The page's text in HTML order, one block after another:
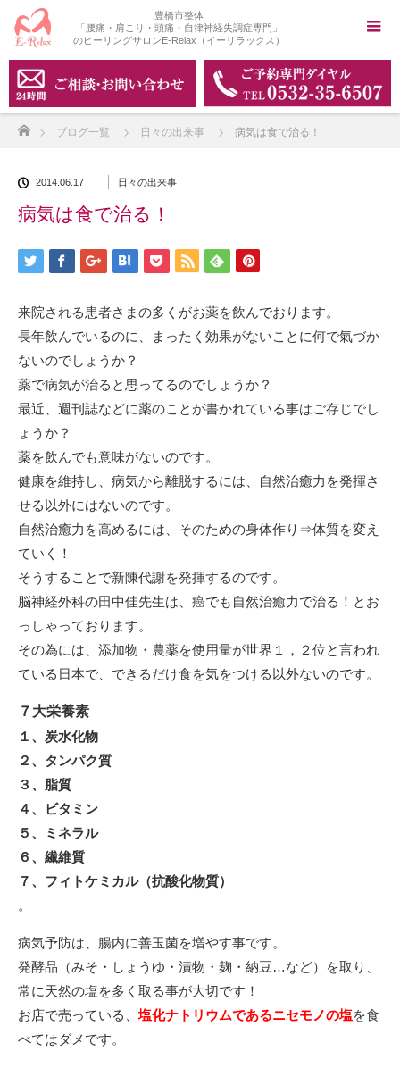
豊橋市整体
「腰痛・肩こり・頭痛・自律神経失調症専門」
のヒーリングサロンE-Relax（イーリラックス）
ブログ一覧 日々の出来事 病気は食で治る！
2014.06.17 日々の出来事
病気は食で治る！
来院される患者さまの多くがお薬を飲んでおります。
長年飲んでいるのに、まったく効果がないことに何で氣づか
ないのでしょうか？
薬で病気が治ると思ってるのでしょうか？
最近、週刊誌などに薬のことが書かれている事はご存じでし
ょうか？
薬を飲んでも意味がないのです。
健康を維持し、病気から離脱するには、自然治癒力を発揮さ
せる以外にはないのです。
自然治癒力を高めるには、そのための身体作り⇒体質を変え
ていく！
そうすることで新陳代謝を発揮するのです。
脳神経外科の田中佳先生は、癌でも自然治癒力で治る！とお
っしゃっております。
その為には、添加物・農薬を使用量が世界１，２位と言われ
ている日本で、できるだけ食を気をつける以外ないのです。
７大栄養素
１、炭水化物
２、タンパク質
３、脂質
４、ビタミン
５、ミネラル
６、繊維質
７、フィトケミカル（抗酸化物質）
。
病気予防は、腸内に善玉菌を増やす事です。
発酵品（みそ・しょうゆ・漬物・麹・納豆…など）を取り、
常に天然の塩を多く取る事が大切です！
お店で売っている、塩化ナトリウムであるニセモノの塩を食
べてはダメです。